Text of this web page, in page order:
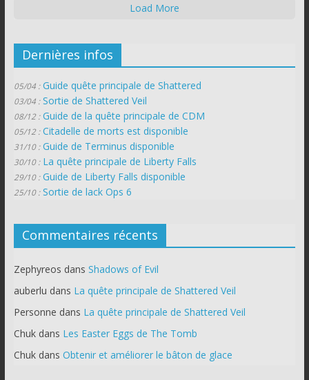
Load More
Dernières infos
05/04 : Guide quête principale de Shattered
03/04 : Sortie de Shattered Veil
08/12 : Guide de la quête principale de CDM
05/12 : Citadelle de morts est disponible
31/10 : Guide de Terminus disponible
30/10 : La quête principale de Liberty Falls
29/10 : Guide de Liberty Falls disponible
25/10 : Sortie de lack Ops 6
Commentaires récents
Zephyreos dans Shadows of Evil
auberlu dans La quête principale de Shattered Veil
Personne dans La quête principale de Shattered Veil
Chukdans Les Easter Eggs de The Tomb
Chukdans Obtenir et améliorer le bâton de glace